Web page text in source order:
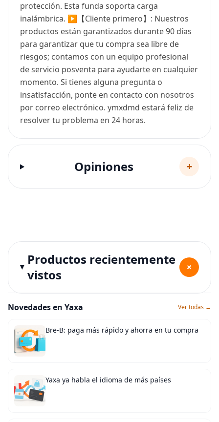
protección. Esta funda soporta carga
inalámbrica. ▶【Cliente primero】: Nuestros
productos están garantizados durante 90 días
para garantizar que tu compra sea libre de
riesgos; contamos con un equipo profesional
de servicio posventa para ayudarte en cualquier
momento. Si tienes alguna pregunta o
insatisfacción, ponte en contacto con nosotros
por correo electrónico. ymxdmd estará feliz de
resolver tu problema en 24 horas.
Opiniones +
Productos recientemente
vistos
+
Novedades en Yaxa Ver todas →
Bre-B: paga más rápido y ahorra en tu compra
Yaxa ya habla el idioma de más países